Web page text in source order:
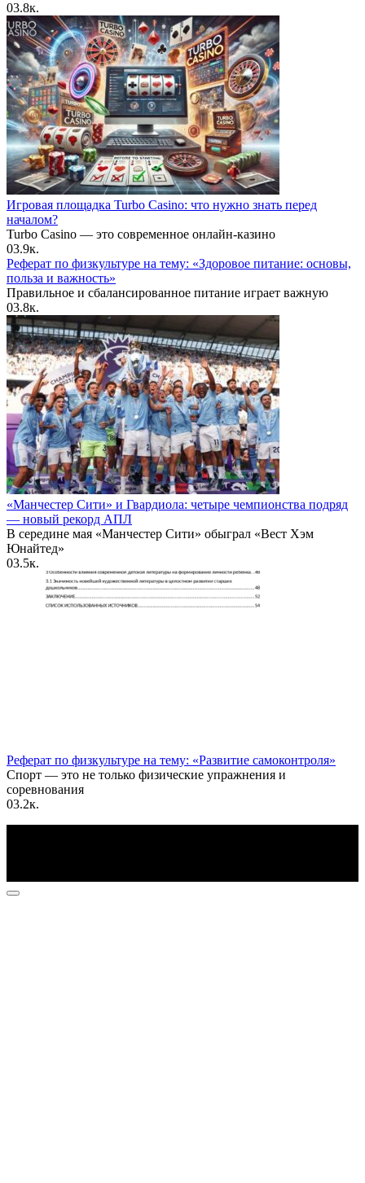
03.8к.
Игровая площадка Turbo Casino: что нужно знать перед
началом?
Turbo Casino — это современное онлайн-казино
03.9к.
Реферат по физкультуре на тему: «Здоровое питание: основы,
польза и важность»
Правильное и сбалансированное питание играет важную
03.8к.
«Манчестер Сити» и Гвардиола: четыре чемпионства подряд
— новый рекорд АПЛ
В середине мая «Манчестер Сити» обыграл «Вест Хэм
Юнайтед»
03.5к.
Реферат по физкультуре на тему: «Развитие самоконтроля»
Спорт — это не только физические упражнения и
соревнования
03.2к.